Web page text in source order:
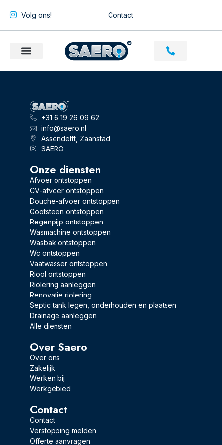
Volg ons! Contact
+31 6 19 26 09 62
info@saero.nl
Assendelft, Zaanstad
SAERO
Onze diensten
Afvoer ontstoppen
CV-afvoer ontstoppen
Douche-afvoer ontstoppen
Gootsteen ontstoppen
Regenpijp ontstoppen
Wasmachine ontstoppen
Wasbak ontstoppen
Wc ontstoppen
Vaatwasser ontstoppen
Riool ontstoppen
Riolering aanleggen
Renovatie riolering
Septic tank legen, onderhouden en plaatsen
Drainage aanleggen
Alle diensten
Over Saero
Over ons
Zakelijk
Werken bij
Werkgebied
Contact
Contact
Verstopping melden
Offerte aanvragen